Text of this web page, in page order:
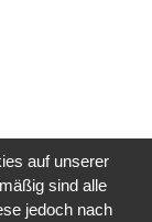
auf unserer
sind alle
jedoch nach